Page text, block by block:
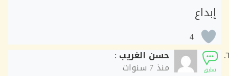
4
حسن الغريب:
منذ